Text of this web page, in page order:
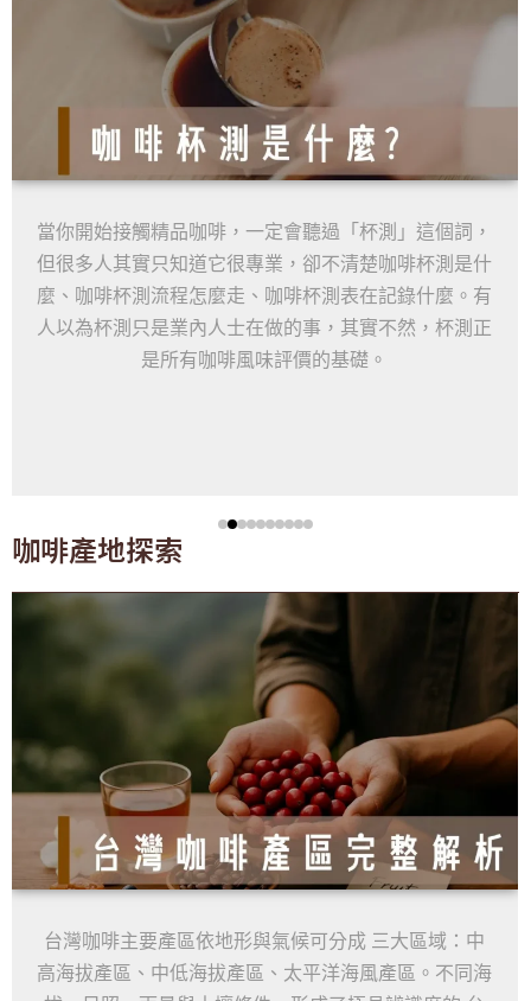
當你開始接觸精品咖啡，一定會聽過「杯測」這個詞，
但很多人其實只知道它很專業，卻不清楚咖啡杯測是什
麼、咖啡杯測流程怎麼走、咖啡杯測表在記錄什麼。有
人以為杯測只是業內人士在做的事，其實不然，杯測正
是所有咖啡風味評價的基礎。
咖啡產地探索
台灣咖啡主要產區依地形與氣候可分成 三大區域：中
高海拔產區、中低海拔產區、太平洋海風產區。不同海